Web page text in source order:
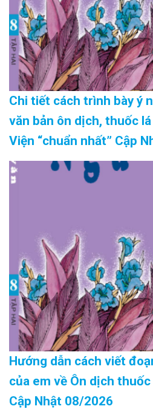
Chi tiết cách trình bày ý
văn bản ôn dịch, thuốc
Viện “chuẩn nhất” Cập
Hướng dẫn cách viết
của em về Ôn dịch
Cập Nhật 08/2026